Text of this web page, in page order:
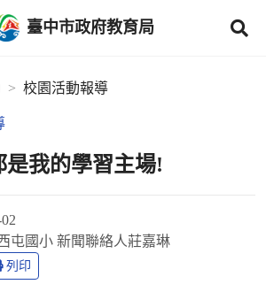
臺中市政府教育局
校園活動報導
我的學習主場!
屯國小 新聞聯絡人莊嘉琳
列印